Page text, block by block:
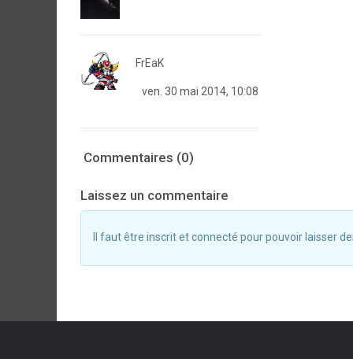
FrEaK
ven. 30 mai 2014, 10:08
Commentaires (0)
Laissez un commentaire
Il faut être inscrit et connecté pour pouvoir laisser